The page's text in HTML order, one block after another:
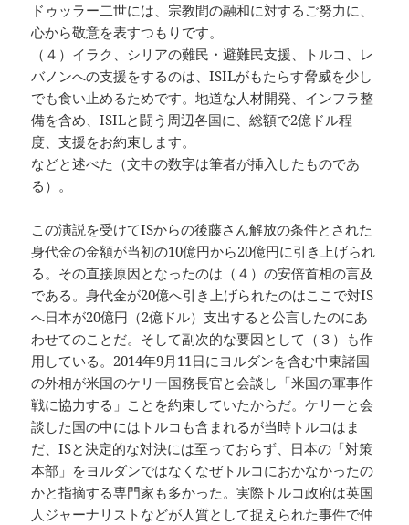
ドゥッラー二世には、宗教間の融和に対するご努力に、
心から敬意を表すつもりです。
（４）イラク、シリアの難民・避難民支援、トルコ、レ
バノンへの支援をするのは、ISILがもたらす脅威を少し
でも食い止めるためです。地道な人材開発、インフラ整
備を含め、ISILと闘う周辺各国に、総額で2億ドル程
度、支援をお約束します。
などと述べた（文中の数字は筆者が挿入したものであ
る）。
この演説を受けてISからの後藤さん解放の条件とされた
身代金の金額が当初の10億円から20億円に引き上げられ
る。その直接原因となったのは（４）の安倍首相の言及
である。身代金が20億へ引き上げられたのはここで対IS
へ日本が20億円（2億ドル）支出すると公言したのにあ
わせてのことだ。そして副次的な要因として（３）も作
用している。2014年9月11日にヨルダンを含む中東諸国
の外相が米国のケリー国務長官と会談し「米国の軍事作
戦に協力する」ことを約束していたからだ。ケリーと会
談した国の中にはトルコも含まれるが当時トルコはま
だ、ISと決定的な対決には至っておらず、日本の「対策
本部」をヨルダンではなくなぜトルコにおかなかったの
かと指摘する専門家も多かった。実際トルコ政府は英国
人ジャーナリストなどが人質として捉えられた事件で仲